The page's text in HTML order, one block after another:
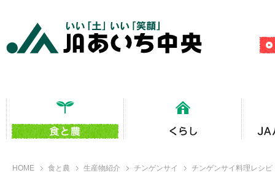
HOME 食と農 生産物紹介 チンゲンサイ チンゲンサイ料理レシピ